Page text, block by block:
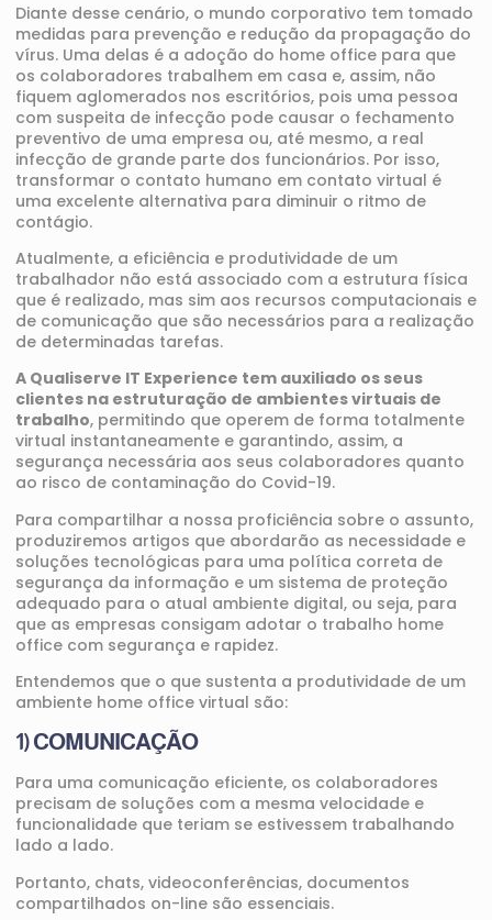
Diante desse cenário, o mundo corporativo tem tomado
medidas para prevenção e redução da propagação do
vírus. Uma delas é a adoção do home office para que
os colaboradores trabalhem em casa e, assim, não
fiquem aglomerados nos escritórios, pois uma pessoa
com suspeita de infecção pode causar o fechamento
preventivo de uma empresa ou, até mesmo, a real
infecção de grande parte dos funcionários. Por isso,
transformar o contato humano em contato virtual é
uma excelente alternativa para diminuir o ritmo de
contágio.
Atualmente, a eficiência e produtividade de um
trabalhador não está associado com a estrutura física
que é realizado, mas sim aos recursos computacionais e
de comunicação que são necessários para a realização
de determinadas tarefas.
A Qualiserve IT Experience tem auxiliado os seus
clientes na estruturação de ambientes virtuais de
trabalho, permitindo que operem de forma totalmente
virtual instantaneamente e garantindo, assim, a
segurança necessária aos seus colaboradores quanto
ao risco de contaminação do Covid-19.
Para compartilhar a nossa proficiência sobre o assunto,
produziremos artigos que abordarão as necessidade e
soluções tecnológicas para uma política correta de
segurança da informação e um sistema de proteção
adequado para o atual ambiente digital, ou seja, para
que as empresas consigam adotar o trabalho home
office com segurança e rapidez.
Entendemos que o que sustenta a produtividade de um
ambiente home office virtual são:
1) COMUNICAÇÃO
Para uma comunicação eficiente, os colaboradores
precisam de soluções com a mesma velocidade e
funcionalidade que teriam se estivessem trabalhando
lado a lado.
Portanto, chats, videoconferências, documentos
compartilhados on-line são essenciais.